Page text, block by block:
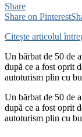
Share
Share on Pinterest
Citește articolul
Un bărbat de 50 de
după ce a fost oprit
autoturism plin cu
Un bărbat de 50 de
după ce a fost oprit
autoturism plin cu